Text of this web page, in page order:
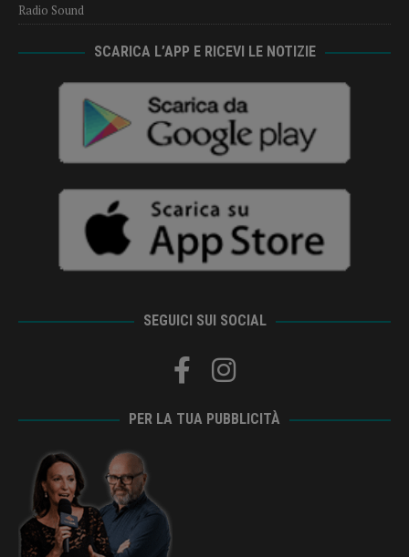
Radio Sound
SCARICA L’APP E RICEVI LE NOTIZIE
SEGUICI SUI SOCIAL
PER LA TUA PUBBLICITÀ